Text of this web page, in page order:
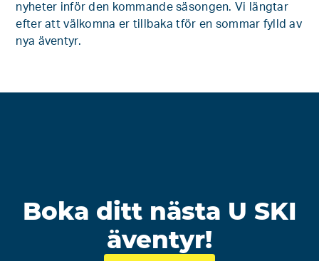
nyheter inför den kommande säsongen. Vi längtar
efter att välkomna er tillbaka tför en sommar fylld av
nya äventyr.
Boka ditt nästa U SKI
äventyr!